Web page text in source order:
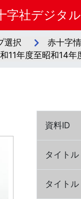
字社デジタ
選択
赤十字
11年度至昭和14
資料ID
タイトル
タイトル